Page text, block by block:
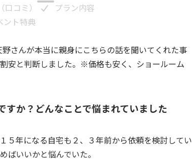
口コミ）
プラン内容
ント特典
さんが本当に親身にこちらの話を聞いてくれた事
安と判断しました。※価格も安く、ショールーム
すか？どんなことで悩まれていました
５年になる自宅も２、３年前から依頼を検討してい
ばいいかと悩んでいた。